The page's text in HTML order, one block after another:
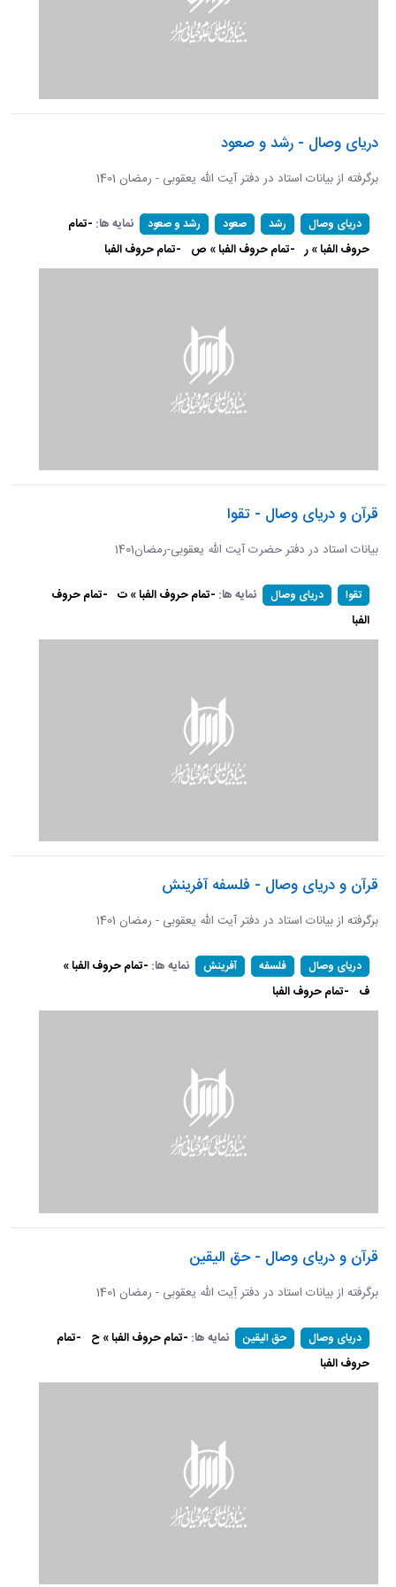
دریای وصال - رشد و صعود
برگرفته از بیانات استاد در دفتر آیت الله یعقوبی - رمضان 1401
دریای وصال رشد صعود رشد و صعود نمایه ها: -تمام
حروف الفبا » ر -تمام حروف الفبا » ص -تمام حروف الفبا
قرآن و دریای وصال - تقوا
بیانات استاد در دفتر حضرت آیت الله یعقوبی-رمضان1401
تقوا دریای وصال نمایه ها: -تمام حروف الفبا » ت -تمام حروف
الفبا
قرآن و دریای وصال - فلسفه آفرینش
برگرفته از بیانات استاد در دفتر آیت الله یعقوبی - رمضان 1401
دریای وصال فلسفه آفرینش نمایه ها: -تمام حروف الفبا »
ف -تمام حروف الفبا
قرآن و دریای وصال - حق الیقین
برگرفته از بیانات استاد در دفتر آِیت الله یعقوبی - رمضان 1401
دریای وصال حق الیقین نمایه ها: -تمام حروف الفبا » ح -تمام
حروف الفبا